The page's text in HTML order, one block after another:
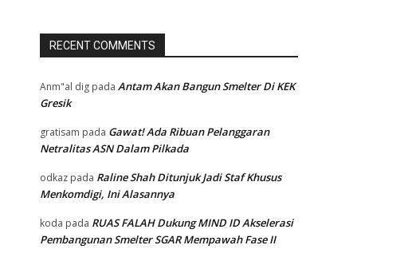
RECENT COMMENTS
Anm"al dig pada Antam Akan Bangun Smelter Di KEK
Gresik
gratisam pada Gawat! Ada Ribuan Pelanggaran
Netralitas ASN Dalam Pilkada
odkaz pada Raline Shah Ditunjuk Jadi Staf Khusus
Menkomdigi, Ini Alasannya
koda pada RUAS FALAH Dukung MIND ID Akselerasi
Pembangunan Smelter SGAR Mempawah Fase II